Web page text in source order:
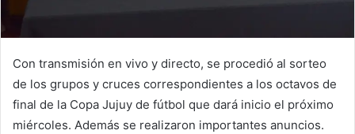
Con transmisión en vivo y directo, se procedió al sorteo
de los grupos y cruces correspondientes a los octavos de
final de la Copa Jujuy de fútbol que dará inicio el próximo
miércoles. Además se realizaron importantes anuncios.